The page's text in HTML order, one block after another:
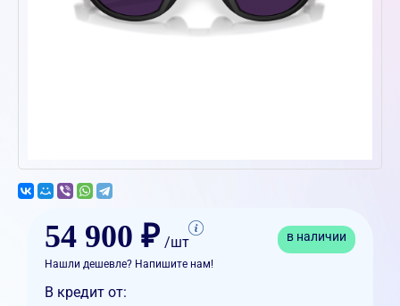
54 900 ₽ /шт в наличии
Нашли дешевле? Напишите нам!
В кредит от: